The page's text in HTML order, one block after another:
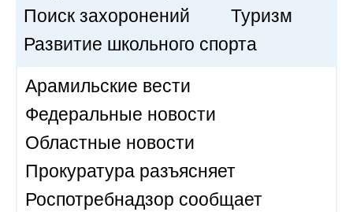
Поиск захоронений
Туризм
Развитие школьного спорта
Арамильские вести
Федеральные новости
Областные новости
Прокуратура разъясняет
Роспотребнадзор сообщает